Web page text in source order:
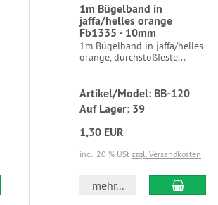
1m Bügelband in
jaffa/helles orange
Fb1335 - 10mm
1m Bügelband in jaffa/helles
orange, durchstoßfeste...
Artikel/Model: BB-120
Auf Lager: 39
1,30 EUR
incl. 20 % USt zzgl. Versandkosten
mehr...